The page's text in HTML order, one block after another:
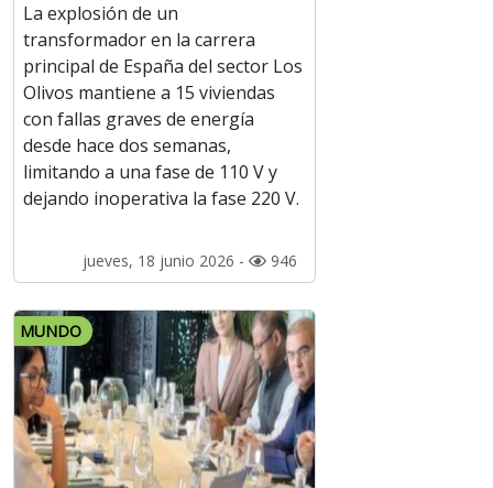
La explosión de un
transformador en la carrera
principal de España del sector Los
Olivos mantiene a 15 viviendas
con fallas graves de energía
desde hace dos semanas,
limitando a una fase de 110 V y
dejando inoperativa la fase 220 V.
jueves, 18 junio 2026 - 946
MUNDO